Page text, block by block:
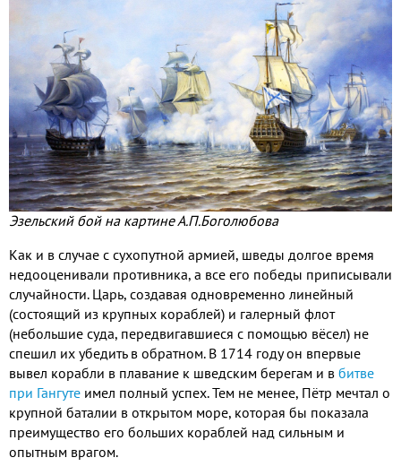
Эзельский бой на картине А.П.Боголюбова
Как и в случае с сухопутной армией, шведы долгое время
недооценивали противника, а все его победы приписывали
случайности. Царь, создавая одновременно линейный
(состоящий из крупных кораблей) и галерный флот
(небольшие суда, передвигавшиеся с помощью вёсел) не
спешил их убедить в обратном. В 1714 году он впервые
вывел корабли в плавание к шведским берегам и в битве
при Гангуте имел полный успех. Тем не менее, Пётр мечтал о
крупной баталии в открытом море, которая бы показала
преимущество его больших кораблей над сильным и
опытным врагом.